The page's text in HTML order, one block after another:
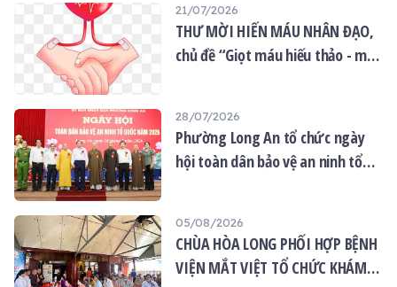
21/07/2026
THƯ MỜI HIẾN MÁU NHÂN ĐẠO,
chủ đề “Giọt máu hiếu thảo - mùa
28/07/2026
Phường Long An tổ chức ngày
hội toàn dân bảo vệ an ninh tổ
05/08/2026
CHÙA HÒA LONG PHỐI HỢP BỆNH
VIỆN MẮT VIỆT TỔ CHỨC KHÁM